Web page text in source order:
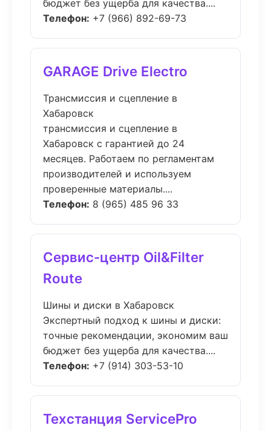
бюджет без ущерба для качества....
Телефон: +7 (966) 892-69-73
GARAGE Drive Electro
Трансмиссия и сцепление в
Хабаровск
трансмиссия и сцепление в
Хабаровск с гарантией до 24
месяцев. Работаем по регламентам
производителей и используем
проверенные материалы....
Телефон: 8 (965) 485 96 33
Сервис-центр Oil&Filter
Route
Шины и диски в Хабаровск
Экспертный подход к шины и диски:
точные рекомендации, экономим ваш
бюджет без ущерба для качества....
Телефон: +7 (914) 303-53-10
Техстанция ServicePro